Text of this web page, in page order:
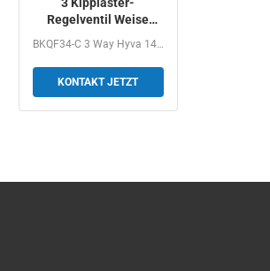
Regelventil Weise
Zapfwellenantrieb-
Kipper
BKQF34-C 3 Way Hyva 14750665H Dump Truck Valve Control...
KONTAKT JETZT